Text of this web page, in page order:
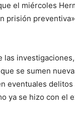
el miércoles
prisión
las
se sumen
eventuales delitos
ya se hizo con el